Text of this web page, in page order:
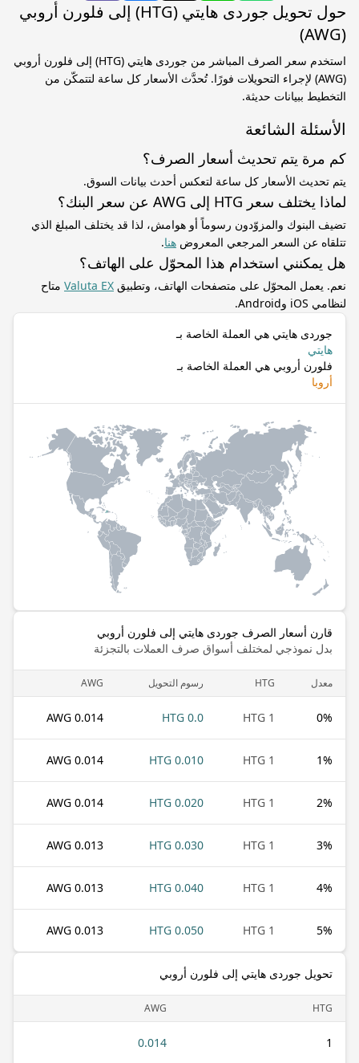
حول تحويل جوردى هايتي (HTG) إلى فلورن أروبي
(AWG)
استخدم سعر الصرف المباشر من جوردى هايتي (HTG) إلى فلورن أروبي
(AWG) لإجراء التحويلات فورًا. تُحدَّث الأسعار كل ساعة لتتمكّن من
التخطيط ببيانات حديثة.
الأسئلة الشائعة
كم مرة يتم تحديث أسعار الصرف؟
يتم تحديث الأسعار كل ساعة لتعكس أحدث بيانات السوق.
لماذا يختلف سعر HTG إلى AWG عن سعر البنك؟
تضيف البنوك والمزوّدون رسوماً أو هوامش، لذا قد يختلف المبلغ الذي
تتلقاه عن السعر المرجعي المعروض هنا.
هل يمكنني استخدام هذا المحوّل على الهاتف؟
نعم. يعمل المحوّل على متصفحات الهاتف، وتطبيق Valuta EX متاح
لنظامي iOS وAndroid.
جوردى هايتي هي العملة الخاصة بـ
هايتي
فلورن أروبي هي العملة الخاصة بـ
أروبا
قارن أسعار الصرف جوردى هايتي إلى فلورن أروبي
بدل نموذجي لمختلف أسواق صرف العملات بالتجزئة
معدل HTG رسوم التحويل AWG
0%
1 HTG
0.0 HTG
0.014 AWG
1%
1 HTG
0.010 HTG
0.014 AWG
2%
1 HTG
0.020 HTG
0.014 AWG
3%
1 HTG
0.030 HTG
0.013 AWG
4%
1 HTG
0.040 HTG
0.013 AWG
5%
1 HTG
0.050 HTG
0.013 AWG
تحويل جوردى هايتي إلى فلورن أروبي
HTG
AWG
1
0.014